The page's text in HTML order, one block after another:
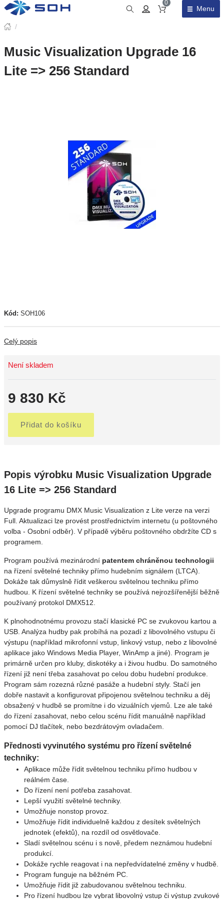
Obsah košíku
0
Menu
/
Music Visualization Upgrade 16
Lite => 256 Standard
Kód: SOH106
Celý popis
Není skladem
9 830 Kč
Přidat do košíku
Popis výrobku Music Visualization Upgrade
16 Lite => 256 Standard
Upgrade programu DMX Music Visualization z Lite verze na verzi
Full . Aktualizaci lze provést prostřednictvím internetu (u poštovného
volba - Osobní odběr). V případě výběru poštovného obdržíte CD s
programem.
Program používá mezinárodní patentem chráněnou technologii
na řízení světelné techniky přímo hudebním signálem (LTCA).
Dokáže tak důmyslně řídit veškerou světelnou techniku přímo
hudbou. K řízení světelné techniky se používá nejrozšířenější běžně
používaný protokol DMX512.
K plnohodnotnému provozu stačí klasické PC se zvukovou kartou a
USB. Analýza hudby pak probíhá na pozadí z libovolného vstupu či
výstupu (například mikrofonní vstup, linkový vstup, nebo z libovolné
aplikace jako Windows Media Player, WinAmp a jiné). Program je
primárně určen pro kluby, diskotéky a i živou hudbu. Do samotného
řízení již není třeba zasahovat po celou dobu hudební produkce.
Program sám rozezná různé pasáže a hudební styly. Stačí jen
dobře nastavit a konfigurovat připojenou světelnou techniku a děj
obsažený v hudbě se promítne i do vizuálních vjemů. Lze ale také
do řízení zasahovat, nebo celou scénu řídit manuálně například
pomocí DJ tlačítek, nebo bezdrátovým ovladačem.
Přednosti vyvinutého systému pro řízení světelné
techniky:
Aplikace může řídit světelnou techniku přímo hudbou v
reálném čase.
Do řízení není potřeba zasahovat.
Lepší využití světelné techniky.
Umožňuje nonstop provoz.
Umožňuje řídit individuelně každou z desítek světelných
jednotek (efektů), na rozdíl od osvětlovače.
Sladí světelnou scénu i s nově, předem neznámou hudební
produkcí.
Dokáže rychle reagovat i na nepředvídatelné změny v hudbě.
Program funguje na běžném PC.
Umožňuje řídit již zabudovanou světelnou techniku.
Pro řízení hudbou lze vybrat libovolný vstup či výstup zvukové